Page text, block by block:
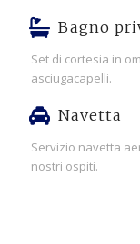
Bagno
Set di cortesia in
asciugacapelli.
Navetta
Servizio navetta
nostri ospiti.